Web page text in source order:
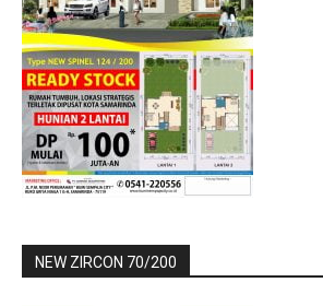
NEW ZIRCON 70/200